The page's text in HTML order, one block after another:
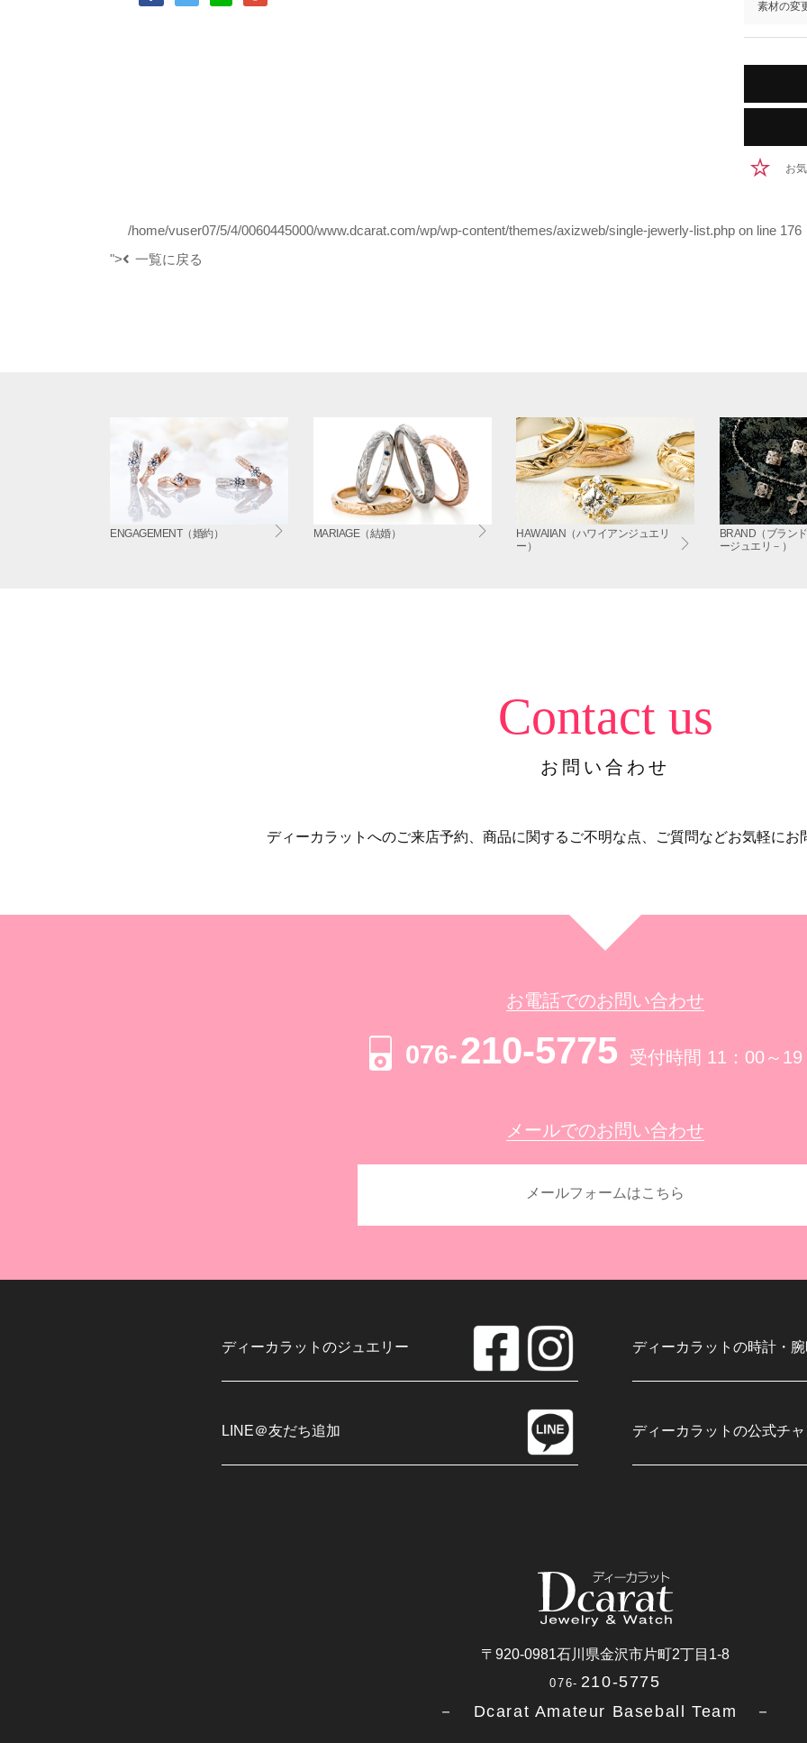
素材の変
お
/home/vuser07/5/4/0060445000/www.dcarat.com/wp/wp-content/themes/axizweb/single-jewerly-list.php on line 176
">
一覧に戻る
ENGAGEMENT（婚約） MARIAGE（結婚）
HAWAIIAN（ハワイアンジュエリ
ー）
BRAND（ブラン
ージュエリ－）
Contact us
お問い合わせ
ディーカラットへのご来店予約、商品に関するご不明な点、ご質問などお気軽にお
お電話でのお問い合わせ
076-210-5775 受付時間 11：00～19
メールでのお問い合わせ
メールフォームはこちら
ディーカラットのジュエリー ディーカラットの時計・
LINE＠友だち追加 ディーカラットの公式チ
〒920-0981石川県金沢市片町2丁目1-8
076- 210-5775
－ Dcarat Amateur Baseball Team －